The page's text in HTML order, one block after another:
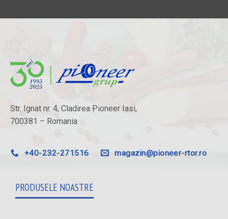
Str. Ignat nr. 4, Cladirea Pioneer Iasi,
700381 – Romania
+40-232-271516 magazin@pioneer-rtor.ro
PRODUSELE NOASTRE